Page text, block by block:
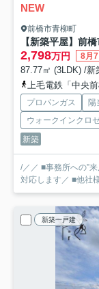
NEW
前橋市青柳町
2,798万円 8月
87.77㎡ (3LDK) /新
上毛電鉄「中央
プロパンガス 陽
ウォークインクロ
新築
/／／ ■事務所への”
対応します／ ■他社
新築一戸建